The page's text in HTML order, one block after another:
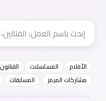
الأفلام المسلسلات الفنانون
مشاركات الميمز
المسابقات